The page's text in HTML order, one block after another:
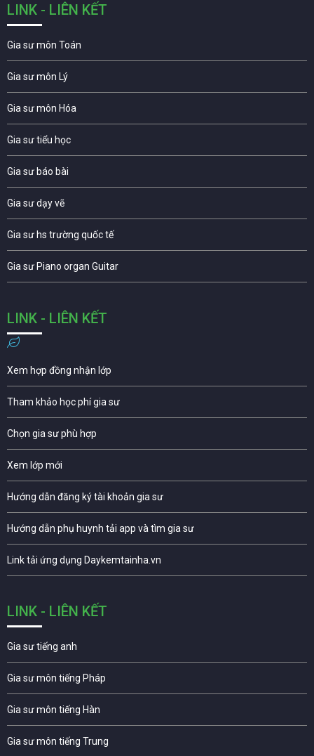
LINK - LIÊN KẾT
Gia sư môn Toán
Gia sư môn Lý
Gia sư môn Hóa
Gia sư tiểu học
Gia sư báo bài
Gia sư dạy vẽ
Gia sư hs trường quốc tế
Gia sư Piano organ Guitar
LINK - LIÊN KẾT
Xem hợp đồng nhận lớp
Tham khảo học phí gia sư
Chọn gia sư phù hợp
Xem lớp mới
Hướng dẫn đăng ký tài khoản gia sư
Hướng dẫn phụ huynh tải app và tìm gia sư
Link tải ứng dụng Daykemtainha.vn
LINK - LIÊN KẾT
Gia sư tiếng anh
Gia sư môn tiếng Pháp
Gia sư môn tiếng Hàn
Gia sư môn tiếng Trung